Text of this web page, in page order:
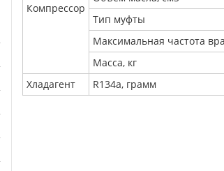
Компрессор
Тип муфты
Максимальная частота
Масса, кг
Хладагент
R134a, грамм